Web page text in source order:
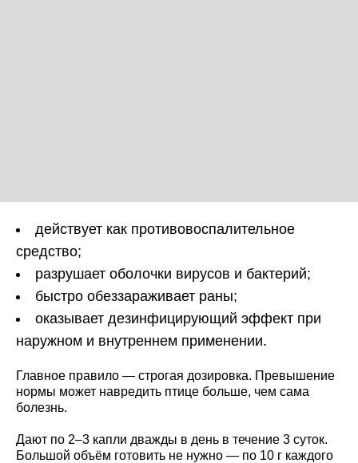
действует как противовоспалительное
средство;
разрушает оболочки вирусов и бактерий;
быстро обеззараживает раны;
оказывает дезинфицирующий эффект при
наружном и внутреннем применении.
Главное правило — строгая дозировка. Превышение
нормы может навредить птице больше, чем сама
болезнь.
Дают по 2–3 капли дважды в день в течение 3 суток.
Большой объём готовить не нужно — по 10 г каждого